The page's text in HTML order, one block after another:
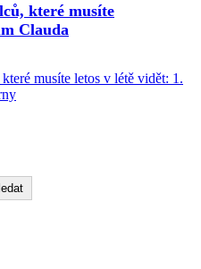
které musíte
Clauda